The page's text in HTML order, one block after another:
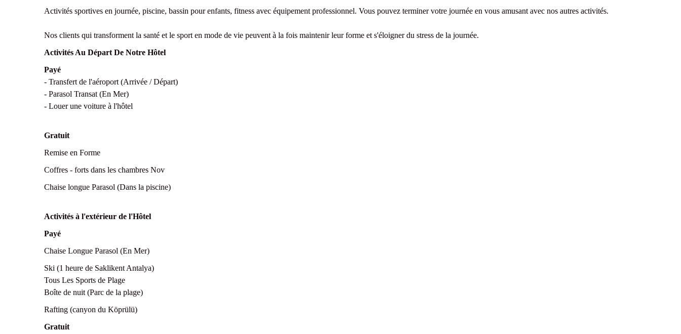
Activités sportives en journée, piscine, bassin pour enfants, fitness avec équipement professionnel. Vous pouvez terminer votre journée en vous amusant avec nos autres activités.
Nos clients qui transforment la santé et le sport en mode de vie peuvent à la fois maintenir leur forme et s'éloigner du stress de la journée.
Activités Au Départ De Notre Hôtel
Payé
- Transfert de l'aéroport (Arrivée / Départ)
- Parasol Transat (En Mer)
- Louer une voiture à l'hôtel
Gratuit
Remise en Forme
Coffres - forts dans les chambres Nov
Chaise longue Parasol (Dans la piscine)
Activités à l'extérieur de l'Hôtel
Payé
Chaise Longue Parasol (En Mer)
Ski (1 heure de Saklikent Antalya)
Tous Les Sports de Plage
Boîte de nuit (Parc de la plage)
Rafting (canyon du Köprülü)
Gratuit